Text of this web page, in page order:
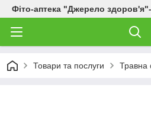
Фіто-аптека "Джерело
Товари та послуги Травна